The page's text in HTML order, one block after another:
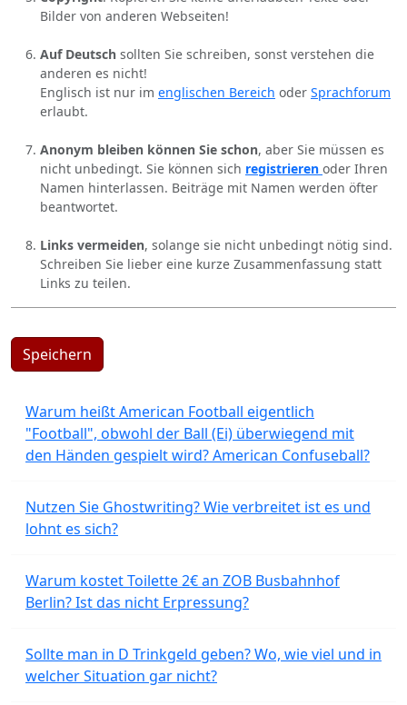
Bilder von anderen Webseiten!
Auf Deutsch sollten Sie schreiben, sonst verstehen die
anderen es nicht!
Englisch ist nur im englischen Bereich oder Sprachforum
erlaubt.
Anonym bleiben können Sie schon, aber Sie müssen es
nicht unbedingt. Sie können sich registrieren oder Ihren
Namen hinterlassen. Beiträge mit Namen werden öfter
beantwortet.
Links vermeiden, solange sie nicht unbedingt nötig sind.
Schreiben Sie lieber eine kurze Zusammenfassung statt
Links zu teilen.
Speichern
Warum heißt American Football eigentlich
"Football", obwohl der Ball (Ei) überwiegend mit
den Händen gespielt wird? American Confuseball?
Nutzen Sie Ghostwriting? Wie verbreitet ist es und
lohnt es sich?
Warum kostet Toilette 2€ an ZOB Busbahnhof
Berlin? Ist das nicht Erpressung?
Sollte man in D Trinkgeld geben? Wo, wie viel und in
welcher Situation gar nicht?